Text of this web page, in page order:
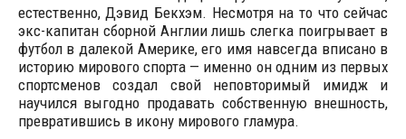
естественно, Дэвид Бекхэм. Несмотря на то что сейчас
экс-капитан сборной Англии лишь слегка поигрывает в
футбол в далекой Америке, его имя навсегда вписано в
историю мирового спорта — именно он одним из первых
спортсменов создал свой неповторимый имидж и
научился выгодно продавать собственную внешность,
превратившись в икону мирового гламура.